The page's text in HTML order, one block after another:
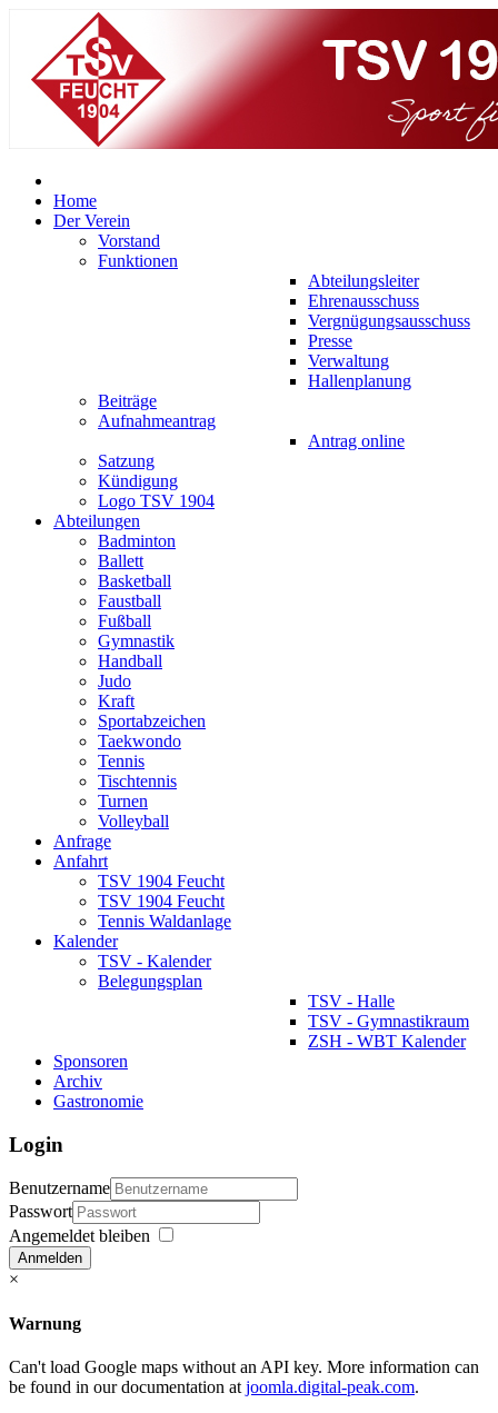
Home
Der Verein
Vorstand
Funktionen
Abteilungsleiter
Ehrenausschuss
Vergnügungsausschuss
Presse
Verwaltung
Hallenplanung
Beiträge
Aufnahmeantrag
Antrag online
Satzung
Kündigung
Logo TSV 1904
Abteilungen
Badminton
Ballett
Basketball
Faustball
Fußball
Gymnastik
Handball
Judo
Kraft
Sportabzeichen
Taekwondo
Tennis
Tischtennis
Turnen
Volleyball
Anfrage
Anfahrt
TSV 1904 Feucht
TSV 1904 Feucht
Tennis Waldanlage
Kalender
TSV - Kalender
Belegungsplan
TSV - Halle
TSV - Gymnastikraum
ZSH - WBT Kalender
Sponsoren
Archiv
Gastronomie
Login
Benutzername
Passwort
Angemeldet bleiben
Anmelden
×
Warnung
Can't load Google maps without an API key. More information can
be found in our documentation at joomla.digital-peak.com.